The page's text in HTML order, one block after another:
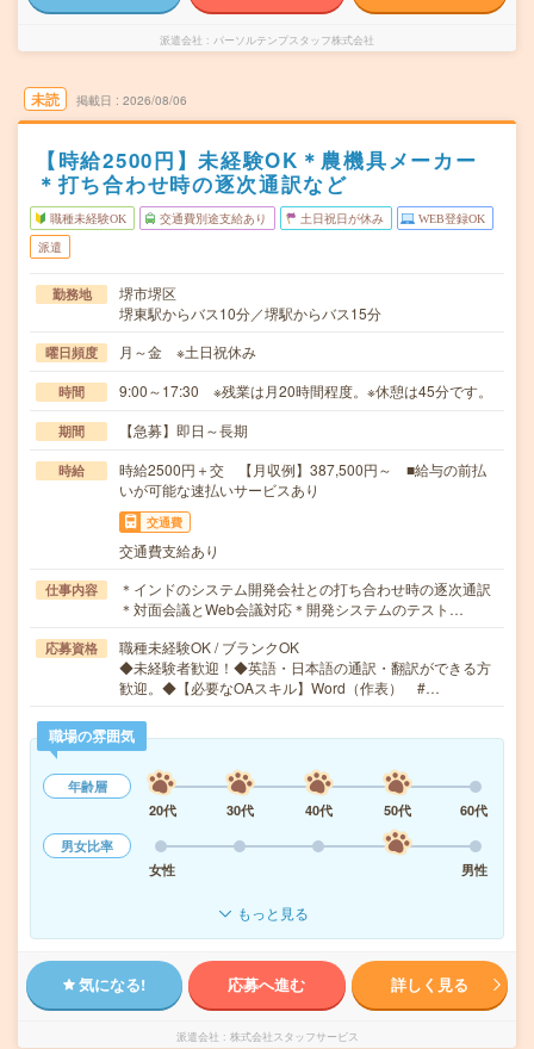
派遣会社 パーソルテンプスタッフ株式会社
未読 掲載日 2026/08/06
【時給2500円】未経験OK＊農機具メーカー
＊打ち合わせ時の逐次通訳など
職種未経験OK 交通費別途支給あり 土日祝日が休み WEB登録OK
派遣
勤務地
堺市堺区
堺東駅からバス10分／堺駅からバス15分
曜日頻度 月～金 ※土日祝休み
時間 9:00～17:30 ※残業は月20時間程度。※休憩は45分です。
期間 【急募】即日～長期
時給
時給2500円＋交 【月収例】387,500円～ ■給与の前払
いが可能な速払いサービスあり
交通費
交通費支給あり
仕事内容
＊インドのシステム開発会社との打ち合わせ時の逐次通訳
＊対面会議とWeb会議対応＊開発システムのテスト…
応募資格
職種未経験OK / ブランクOK
◆未経験者歓迎！◆英語・日本語の通訳・翻訳ができる方
歓迎。◆【必要なOAスキル】Word（作表） #…
職場の雰囲気
年齢層
20代
30代 40代 50代
60代
男女比率
女性
男性
もっと見る
気になる! 応募へ進む 詳しく見る
派遣会社 株式会社スタッフサービス